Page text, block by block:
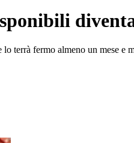
terrà fermo almeno un mese e